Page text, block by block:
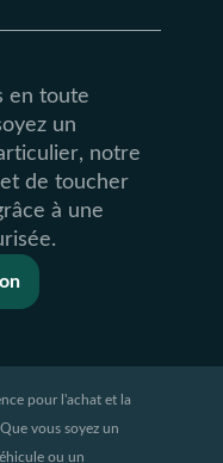
en toute
un
notre
de toucher
à une
pour l'achat et la
vous soyez un
ou un